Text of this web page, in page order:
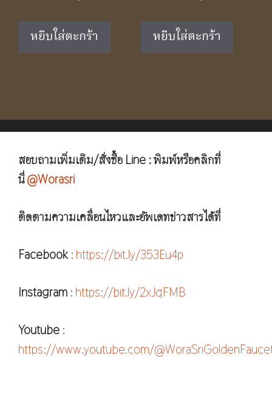
฿3,290.00.
฿1,790.00.
หยิบใส่ตะกร้า
฿2,850.00.
หยิบใส่ตะกร้า
สอบถามเพิ่มเติม/สั่งซื้อ Line : พิมพ์หรือคลิกที่
นี่@Worasri
ติดตามความเคลื่อนไหวและอัพเดทข่าวสารได้ที่
Facebook : https://bit.ly/353Eu4p
Instagram : https://bit.ly/2xJqFMB
Youtube :
https://www.youtube.com/